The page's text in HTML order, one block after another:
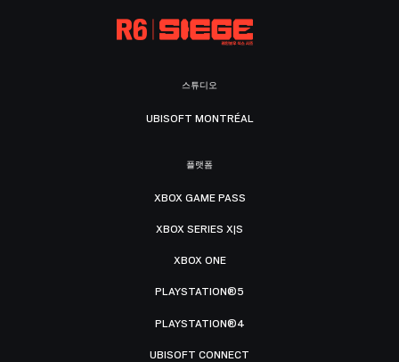
스튜디오
UBISOFT MONTRÉAL
플랫폼
XBOX GAME PASS
XBOX SERIES X|S
XBOX ONE
PLAYSTATION®5
PLAYSTATION®4
UBISOFT CONNECT